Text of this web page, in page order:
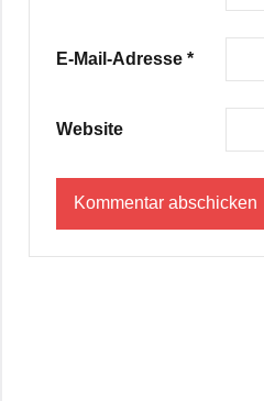
E-Mail-Adresse *
Website